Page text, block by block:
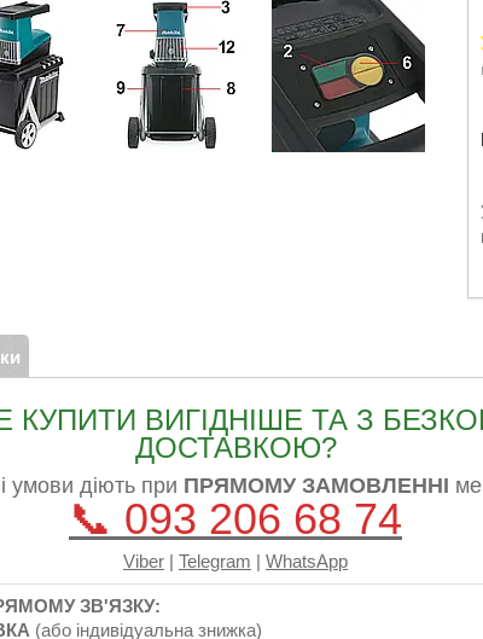
КУПИТИ ВИГІДНІШЕ ТА З
ДОСТАВКОЮ?
умови діють при ПРЯМОМУ ЗАМОВЛЕННІ
📞 093 206 68 74
Viber | Telegram | WhatsApp
ЗВ'ЯЗКУ:
(або індивідуальна знижка)